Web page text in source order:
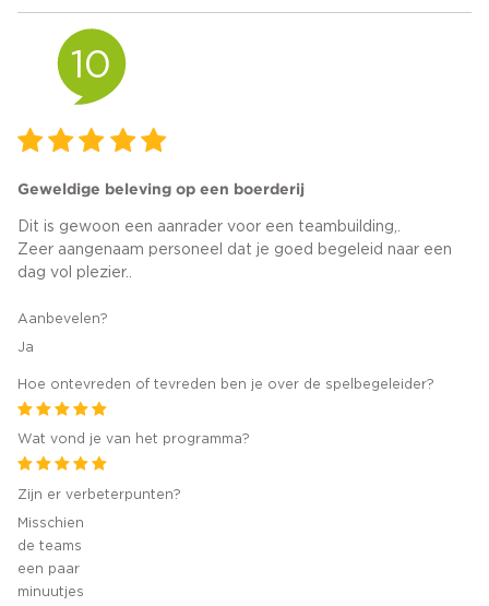
10
Geweldige beleving op een boerderij
Dit is gewoon een aanrader voor een teambuilding,.
Zeer aangenaam personeel dat je goed begeleid naar een
dag vol plezier..
Aanbevelen?
Ja
Hoe ontevreden of tevreden ben je over de spelbegeleider?
Wat vond je van het programma?
Zijn er verbeterpunten?
Misschien
de teams
een paar
minuutjes